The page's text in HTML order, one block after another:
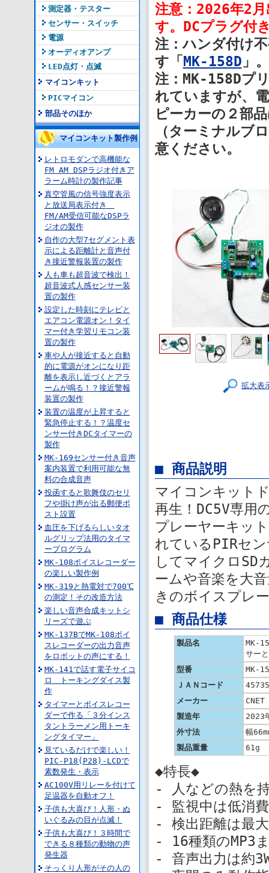
測定器・テスター
センサー・スイッチ
電源
オーディオアンプ
LED点灯・点滅
マイコンキット
PICマイコン
部品そのほか
マイコンキット製作例
レトロモダンで高機能な
FM AM DSPラジオ付きア
ラーム時計の製作記事
真空管風の信号強度表示
と放送局表示付き
FM/AM受信可能なDSPラ
ジオの製作
自作の大型7セグメント表
示による距離計と音声付
き接近警報装置の製作
人も車も超音波で検出！
超音波式人感センサー装
置の製作
設定した時刻にテレビと
エアコン電源オン！タイ
マー付き学習リモコン装
置の製作
車や人が接近すると自動
的に電源がオンになり距
離を表示し近づくとアラ
ームが鳴る！？接近警報
装置の製作
装置の温度が上昇すると
緊急停止する！？温度セ
ンサー付きDCタイマーの
製作
MK-169センサー付き音声
案内装置で利用可能な無
料の合成音声
投函すると歌舞伎のセリ
フや掛け声が出る郵便ポ
スト設置
血圧を下げるらしいタオ
ルグリップ法用のタイマ
ープログラム
MK-108ボイスレコーダー
の楽しい製作例
MK-319と熱電対で700℃
の測定！その改造方法
楽しい音声合成キットシ
リーズで遊ぶ
MK-137BでMK-108ボイ
スレコーダーの出力音声
をロボットの声にする！
MK-141で話す電子サイコ
ロ トーキングダイス製
作
タイマーとボイスレコー
ダーで作る「３分インス
タントラーメン用トーキ
ングタイマー」
見ているだけで楽しい！
PIC-P18(P28)-LCDで
素数発生・表示
AC100V用リレーを付けて
足温器を自動オフ！
子供も大喜び！人形・ぬ
いぐるみの目が点滅！
子供も大喜び！３時間で
できる８種類の動物の声
発生器
そっくり人形がその人の
注意：2026年2月
す。DCプラグ付
注：ハンダ付け
す「MK-158D 」。
注：MK-158Dプ
れていますが、
ピーカーの２部
（ターミナルブ
意ください。
拡大表
■ 商品説明
マイコンキット
再生！DC5V専用
プレーヤーキッ
れているPIRセン
してマイクロSD
ームや音楽を大
きのボイスプレ
■ 商品仕様
製品名
MK-
サー
型番
MK-
ＪＡＮコード
メーカー
製造年
2023
外寸法
幅
製品重量
61g
◆特長◆
- 人などの熱を
- 監視中は低消
- 検出距離は最大
- 16種類のMP3
- 音声出力は約